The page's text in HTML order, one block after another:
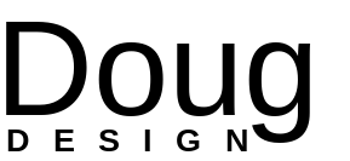
D ESIGN
Doug